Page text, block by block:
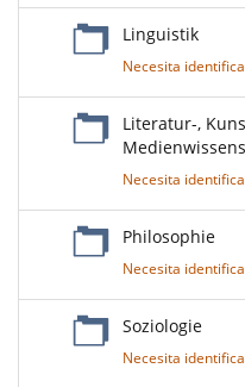
Linguistik
Necesita
Literatur-,
Necesita
Philosophie
Necesita
Soziologie
Necesita